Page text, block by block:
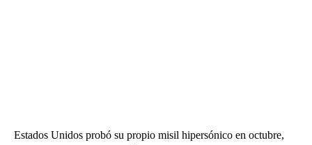
Estados Unidos probó su propio misil hipersónico en octubre,